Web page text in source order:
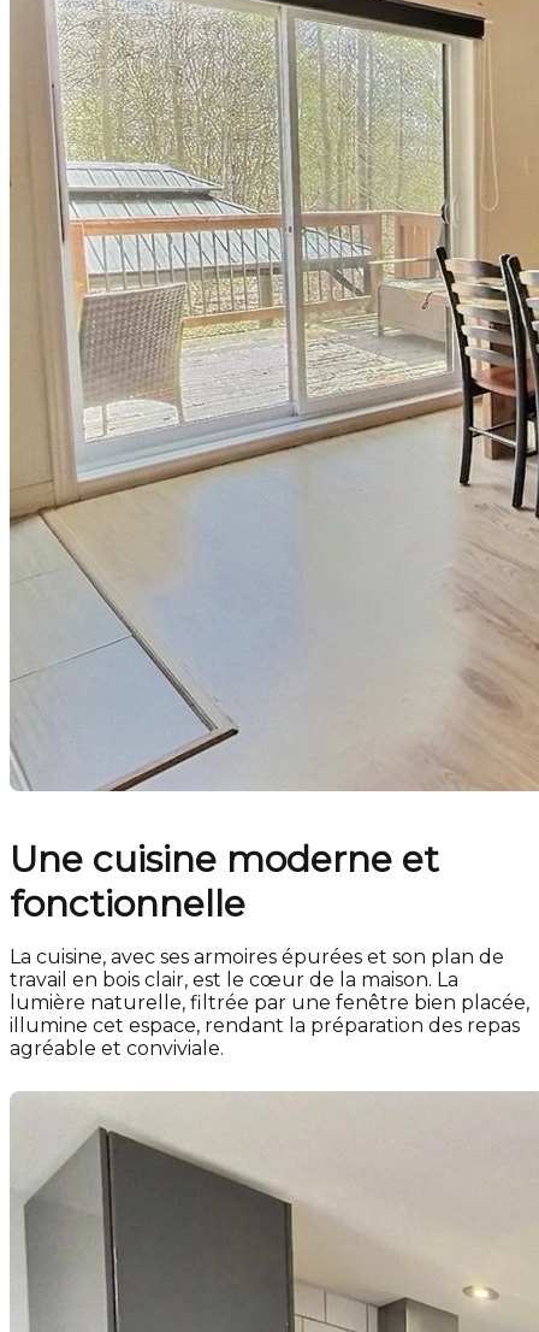
Une cuisine moderne et
fonctionnelle
La cuisine, avec ses armoires épurées et son plan de
travail en bois clair, est le cœur de la maison. La
lumière naturelle, filtrée par une fenêtre bien placée,
illumine cet espace, rendant la préparation des repas
agréable et conviviale.